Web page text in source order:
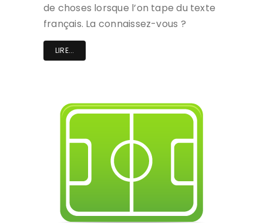
de choses lorsque l’on tape du texte
français. La connaissez-vous ?
LIRE...